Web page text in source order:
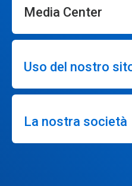
Media Center
Uso del nostro
La nostra società